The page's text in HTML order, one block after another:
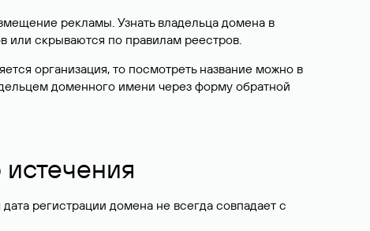
рекламы. Узнать владельца домена в
или скрываются по правилам реестров.
организация, то посмотреть название можно в
доменного имени через форму обратной
истечения
регистрации домена не всегда совпадает с